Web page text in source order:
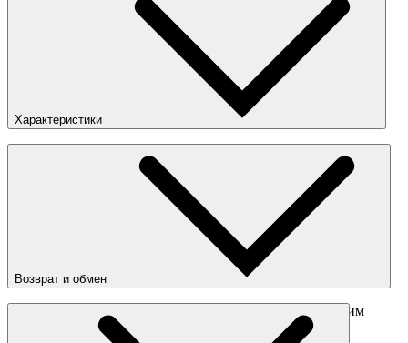
Характеристики
Коричневый / Серый / Белый
Кожа, текстиль, резина
Возврат и обмен
Перед отправкой обмена обязательно свяжитесь с нашим
obmen@sneakerhead.ru